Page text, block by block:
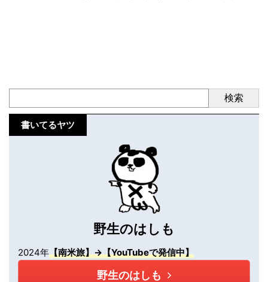
検索
書いてるヤツ
野生のはしも
2024年【南米旅】→【YouTubeで発信中】
野生のはしも